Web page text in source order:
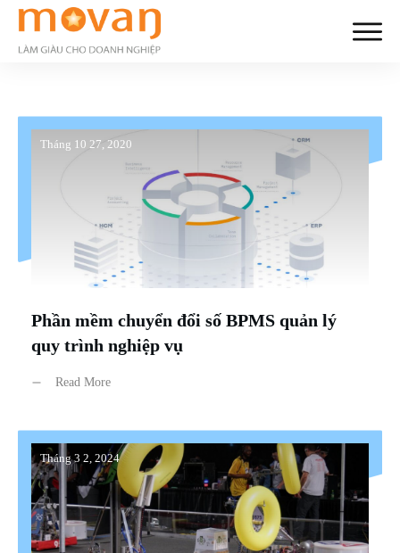
Tháng 10 27, 2020
Phần mềm chuyển đổi số BPMS quản lý
quy trình nghiệp vụ
Read More
Tháng 3 2, 2024